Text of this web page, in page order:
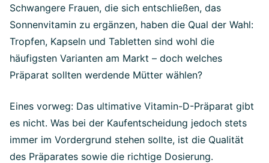
Schwangere Frauen, die sich entschließen, das
Sonnenvitamin zu ergänzen, haben die Qual der Wahl:
Tropfen, Kapseln und Tabletten sind wohl die
häufigsten Varianten am Markt – doch welches
Präparat sollten werdende Mütter wählen?
Eines vorweg: Das ultimative Vitamin-D-Präparat gibt
es nicht. Was bei der Kaufentscheidung jedoch stets
immer im Vordergrund stehen sollte, ist die Qualität
des Präparates sowie die richtige Dosierung.